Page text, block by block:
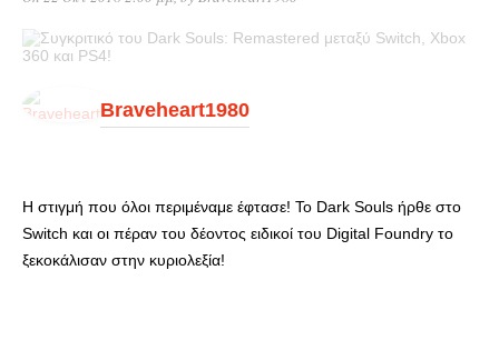
Braveheart1980
Η στιγμή που όλοι περιμέναμε έφτασε! Το Dark Souls ήρθε στο
Switch και οι πέραν του δέοντος ειδικοί του Digital Foundry το
ξεκοκάλισαν στην κυριολεξία!